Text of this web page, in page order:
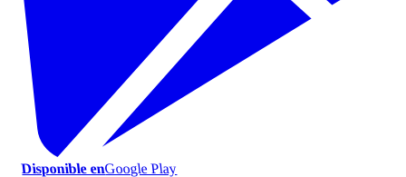
Disponible enGoogle Play